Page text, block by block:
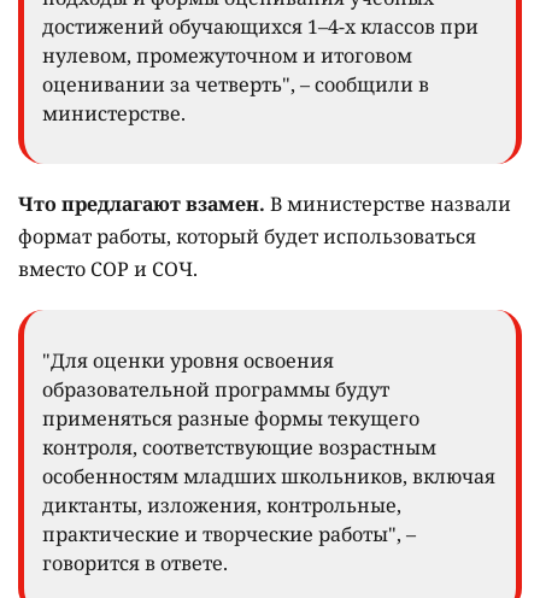
достижений обучающихся 1–4-х классов при
нулевом, промежуточном и итоговом
оценивании за четверть", – сообщили в
министерстве.
Что предлагают взамен. В министерстве назвали
формат работы, который будет использоваться
вместо СОР и СОЧ.
"Для оценки уровня освоения
образовательной программы будут
применяться разные формы текущего
контроля, соответствующие возрастным
особенностям младших школьников, включая
диктанты, изложения, контрольные,
практические и творческие работы", –
говорится в ответе.